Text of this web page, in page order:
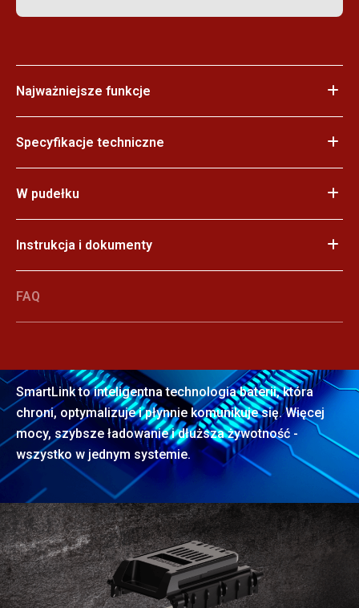
Najważniejsze funkcje
Specyfikacje techniczne
W pudełku
Instrukcja i dokumenty
FAQ
SmartLink to inteligentna technologia baterii, która
chroni, optymalizuje i płynnie komunikuje się. Więcej
mocy, szybsze ładowanie i dłuższa żywotność -
wszystko w jednym systemie.